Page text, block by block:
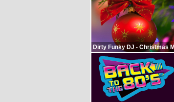
Dirty Funky DJ - Christmas